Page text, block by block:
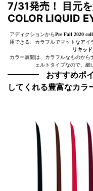
7/31発売！ 目元
COLOR LIQUID
アディクションからPre Fall 2020
用できる、カラフルでマットなアイ
リキッ
カラー展開は、カラフルなものから
ェルトタイプなので、細
おすすめポ
してくれる豊富なカラ